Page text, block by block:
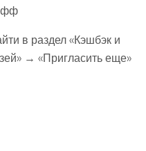
в раздел «Кэшбэк и
→ «Пригласить еще»